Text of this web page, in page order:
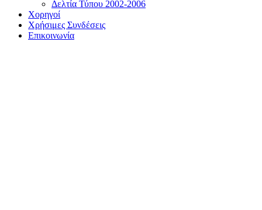
Δελτία Τύπου 2002-2006
Χορηγοί
Χρήσιμες Συνδέσεις
Επικοινωνία